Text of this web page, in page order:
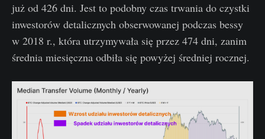
już od 426 dni. Jest to podobny czas trwania do czystki
inwestorów detalicznych obserwowanej podczas bessy
w 2018 r., która utrzymywała się przez 474 dni, zanim
średnia miesięczna odbiła się powyżej średniej rocznej.